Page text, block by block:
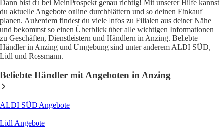
Dann bist du bei MeinProspekt genau richtig! Mit unserer Hilfe kannst
du aktuelle Angebote online durchblättern und so deinen Einkauf
planen. Außerdem findest du viele Infos zu Filialen aus deiner Nähe
und bekommst so einen Überblick über alle wichtigen Informationen
zu Geschäften, Dienstleistern und Händlern in Anzing. Beliebte
Händler in Anzing und Umgebung sind unter anderem ALDI SÜD,
Lidl und Rossmann.
Beliebte Händler mit Angeboten in Anzing
ALDI SÜD Angebote
Lidl Angebote